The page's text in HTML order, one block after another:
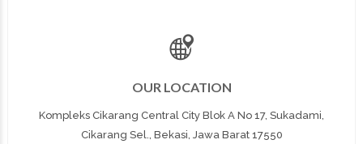
OUR LOCATION
Kompleks Cikarang Central City Blok A No 17, Sukadami,
Cikarang Sel., Bekasi, Jawa Barat 17550